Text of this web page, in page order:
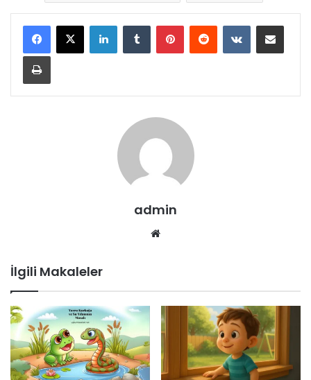
LinkedInTumblr PinterestReddit VKontakteE-Posta ile paylaş
Yazdır
admin
İlgili Makaleler